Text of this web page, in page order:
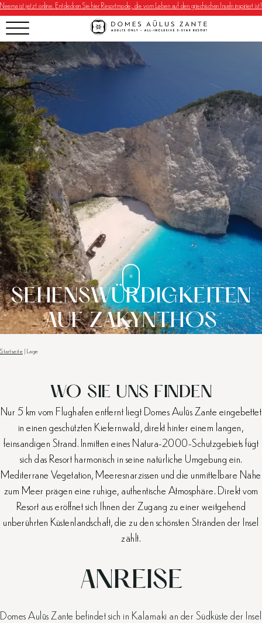
Neema ist jetzt online. Entdecken Sie hier Resortmode, die vom Leben auf den griechischen Inseln inspiriert ist!
SEHENSWÜRDIGKEITEN
AUF ZAKYNTHOS
Startseite | Lage
WO SIE UNS FINDEN
Nur 5 km vom Flughafen entfernt liegt Domes Aulūs Zante eingebettet
in einen geschützten Kiefernwald, direkt hinter einem langen,
feinsandigen Strand. Inmitten eines Natura-2000-Schutzgebiets fügt
sich das Resort harmonisch in seine natürliche Umgebung ein.
Mediterrane Vegetation, Meeresnarzissen und die unmittelbare Nähe
zum Meer prägen eine ruhige, authentische Atmosphäre. Direkt vom
Resort aus eröffnet sich Ihnen der Zugang zu einer weitgehend
unberührten Küstenlandschaft, die zu den schönsten Stränden der Insel
zählt.
ANREISE
Domes Aulūs Zante befindet sich in Kalamaki an der Südküste der Insel